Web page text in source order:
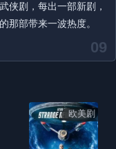
09
侠剧，每出一部新剧，
那部带来一波热度。
欧美剧